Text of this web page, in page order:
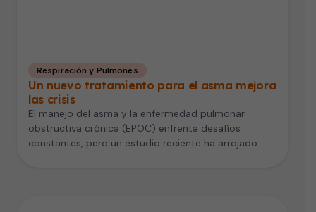
Respiración y Pulmones
Un nuevo tratamiento para el asma mejora
las crisis
El manejo del asma y la enfermedad pulmonar
obstructiva crónica (EPOC) enfrenta desafíos
constantes, pero un estudio reciente ha arrojado…